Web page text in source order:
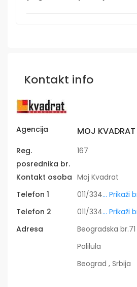
Kontakt info
Agencija MOJ
Reg.
posrednika br.
167
Kontakt osoba Moj Kvadrat
Telefon 1
011/334... Prikaži
Telefon 2
011/334... Prikaži
Adresa
Beogradska br.71
Palilula
Beograd , Srbija